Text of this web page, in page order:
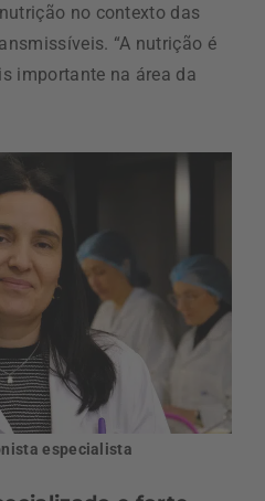
no contexto das
“A nutrição é
importante na área da
especialista